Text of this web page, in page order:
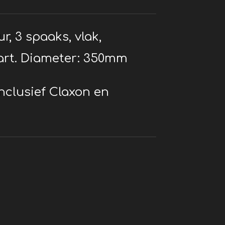
3 spaaks, vlak,
Diameter: 350mm
Claxon en